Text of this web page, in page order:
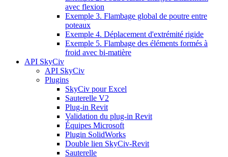
avec flexion
Exemple 3. Flambage global de poutre entre
poteaux
Exemple 4. Déplacement d'extrémité rigide
Exemple 5. Flambage des éléments formés à
froid avec bi-matière
API SkyCiv
API SkyCiv
Plugins
SkyCiv pour Excel
Sauterelle V2
Plug-in Revit
Validation du plug-in Revit
Équipes Microsoft
Plugin SolidWorks
Double lien SkyCiv-Revit
Sauterelle